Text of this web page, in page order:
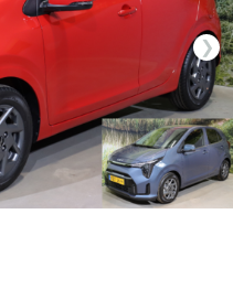
❯